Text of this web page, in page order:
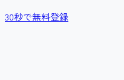
30秒で無料登録